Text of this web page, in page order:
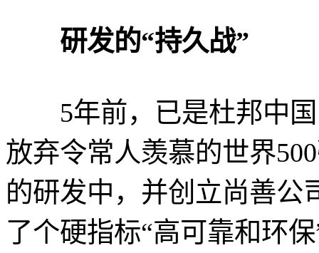
研发的“持久战”
5年前，已是杜邦中国
放弃令常人羡慕的世界
的研发中，并创立尚善公
了个硬指标“高可靠和环